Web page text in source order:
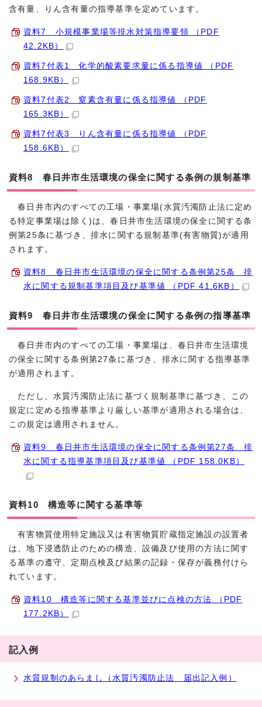
含有量、りん含有量の指導基準を定めています。
資料7 小規模事業場等排水対策指導要領 （PDF
42.2KB）
資料7付表1 化学的酸素要求量に係る指導値 （PDF
168.9KB）
資料7付表2 窒素含有量に係る指導値 （PDF
165.3KB）
資料7付表3 りん含有量に係る指導値 （PDF
158.6KB）
資料8 春日井市生活環境の保全に関する条例の規制基準
春日井市内のすべての工場・事業場(水質汚濁防止法に定め
る特定事業場は除く)は、春日井市生活環境の保全に関する条
例第25条に基づき、排水に関する規制基準(有害物質)が適用
されます。
資料8 春日井市生活環境の保全に関する条例第25条 排
水に関する規制基準項目及び基準値 （PDF 41.6KB）
資料9 春日井市生活環境の保全に関する条例の指導基準
春日井市内のすべての工場・事業場は、春日井市生活環境
の保全に関する条例第27条に基づき、排水に関する指導基準
が適用されます。
ただし、水質汚濁防止法に基づく規制基準に基づき、この
規定に定める指導基準より厳しい基準が適用される場合は、
この規定は適用されません。
資料9 春日井市生活環境の保全に関する条例第27条 排
水に関する指導基準項目及び基準値 （PDF 158.0KB）
資料10 構造等に関する基準等
有害物質使用特定施設又は有害物質貯蔵指定施設の設置者
は、地下浸透防止のための構造、設備及び使用の方法に関す
る基準の遵守、定期点検及び結果の記録・保存が義務付けら
れています。
資料10 構造等に関する基準並びに点検の方法 （PDF
177.2KB）
記入例
水質規制のあらまし（水質汚濁防止法 届出記入例）